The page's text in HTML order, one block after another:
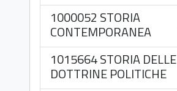
1000052 STORIA
CONTEMPORANEA
1015664 STORIA DELLE
DOTTRINE POLITICHE